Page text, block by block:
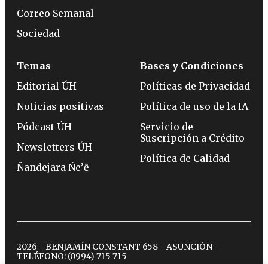
Correo Semanal
Sociedad
Temas
Editorial ÚH
Noticias positivas
Pódcast ÚH
Newsletters ÚH
Ñandejara Ñe’ẽ
Bases y Condiciones
Políticas de Privacidad
Política de uso de la IA
Servicio de
Suscripción a Crédito
Política de Calidad
2026 - BENJAMÍN CONSTANT 658 - ASUNCIÓN -
TELÉFONO: (0994) 715 715